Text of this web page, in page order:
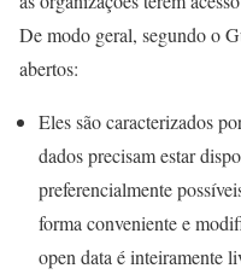
De modo geral, segundo o
abertos:
Eles são caracterizados
dados precisam estar
preferencialmente
forma conveniente e
open data é inteiramente